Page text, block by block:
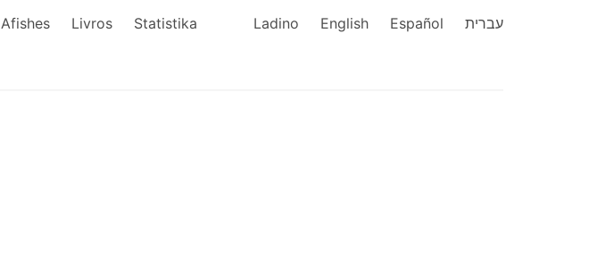
Afishes Livros Statistika Ladino English Español
עברית